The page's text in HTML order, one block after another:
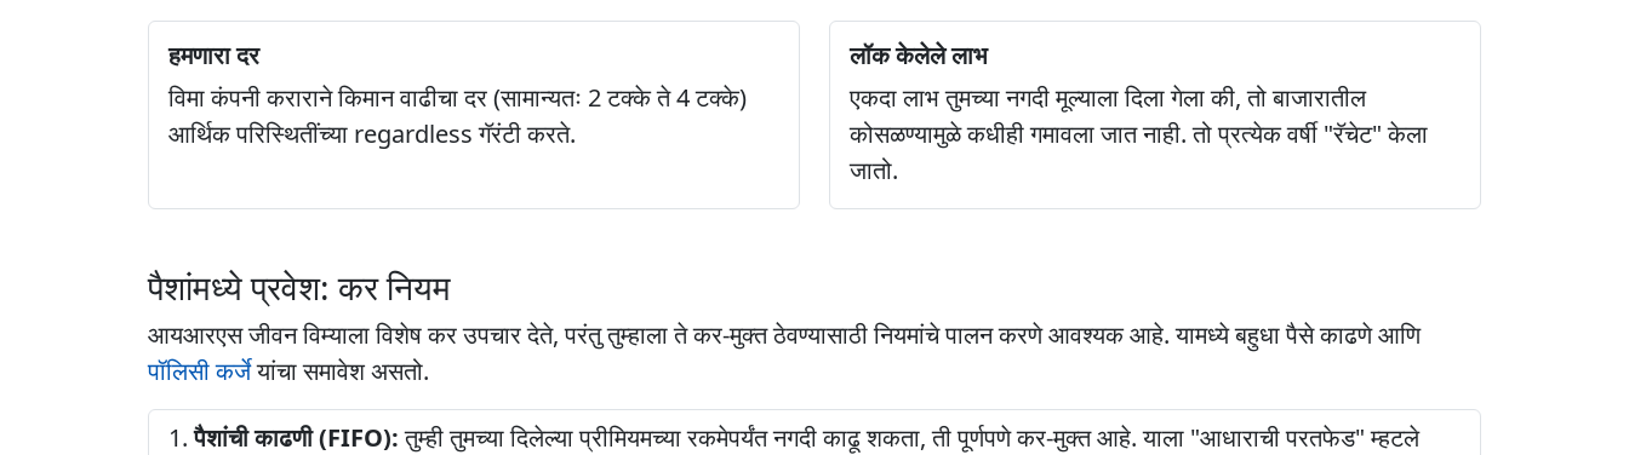
हमणारा दर
विमा कंपनी कराराने किमान वाढीचा दर (सामान्यतः 2 टक्के ते 4 टक्के)
आर्थिक परिस्थितींच्या regardless गॅरंटी करते.
लॉक केलेले लाभ
एकदा लाभ तुमच्या नगदी मूल्याला दिला गेला की, तो बाजारातील
कोसळण्यामुळे कधीही गमावला जात नाही. तो प्रत्येक वर्षी "रॅचेट" केला
जातो.
पैशांमध्ये प्रवेश: कर नियम
आयआरएस जीवन विम्याला विशेष कर उपचार देते, परंतु तुम्हाला ते कर-मुक्त ठेवण्यासाठी नियमांचे पालन करणे आवश्यक आहे. यामध्ये बहुधा पैसे काढणे आणि
पॉलिसी कर्जेयांचा समावेश असतो.
पैशांची काढणी (FIFO):तुम्ही तुमच्या दिलेल्या प्रीमियमच्या रकमेपर्यंत नगदी काढू शकता, ती पूर्णपणे कर-मुक्त आहे. याला "आधाराची परतफेड" म्हटले